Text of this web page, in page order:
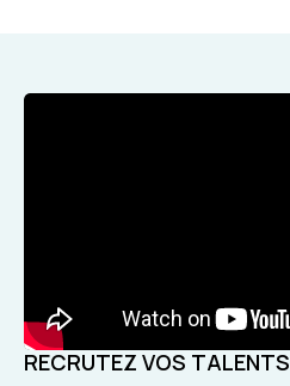
RECRUTEZ VOS TALENTS